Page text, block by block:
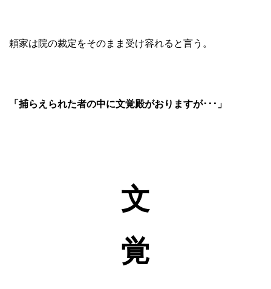
頼家は院の裁定をそのまま受け容れると言う。
「捕らえられた者の中に文覚殿がおりますが･･･」
文
覚